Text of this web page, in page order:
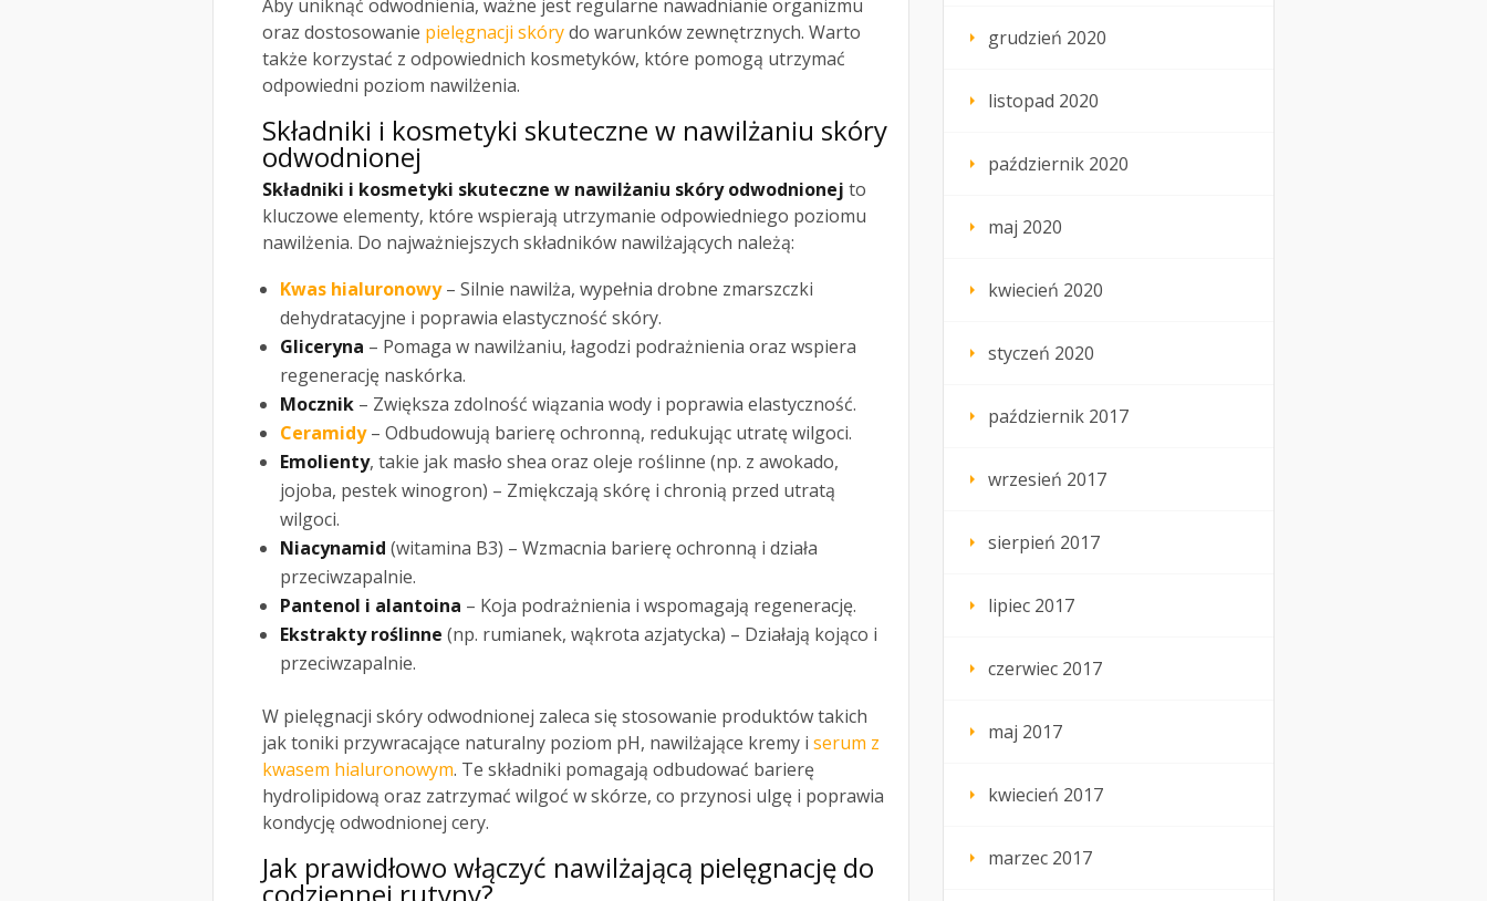
Aby uniknąć odwodnienia, ważne jest regularne nawadnianie organizmu
oraz dostosowanie pielęgnacji skórydo warunków zewnętrznych. Warto
także korzystać z odpowiednich kosmetyków, które pomogą utrzymać
odpowiedni poziom nawilżenia.
Składniki i kosmetyki skuteczne w nawilżaniu skóry
odwodnionej
Składniki i kosmetyki skuteczne w nawilżaniu skóry odwodnionej to
kluczowe elementy, które wspierają utrzymanie odpowiedniego poziomu
nawilżenia. Do najważniejszych składników nawilżających należą:
Kwas hialuronowy– Silnie nawilża, wypełnia drobne zmarszczki
dehydratacyjne i poprawia elastyczność skóry.
Gliceryna – Pomaga w nawilżaniu, łagodzi podrażnienia oraz wspiera
regenerację naskórka.
Mocznik – Zwiększa zdolność wiązania wody i poprawia elastyczność.
Ceramidy– Odbudowują barierę ochronną, redukując utratę wilgoci.
Emolienty, takie jak masło shea oraz oleje roślinne (np. z awokado,
jojoba, pestek winogron) – Zmiękczają skórę i chronią przed utratą
wilgoci.
Niacynamid (witamina B3) – Wzmacnia barierę ochronną i działa
przeciwzapalnie.
Pantenol i alantoina – Koja podrażnienia i wspomagają regenerację.
Ekstrakty roślinne (np. rumianek, wąkrota azjatycka) – Działają kojąco i
przeciwzapalnie.
W pielęgnacji skóry odwodnionej zaleca się stosowanie produktów takich
jak toniki przywracające naturalny poziom pH, nawilżające kremy i serum z
kwasem hialuronowym. Te składniki pomagają odbudować barierę
hydrolipidową oraz zatrzymać wilgoć w skórze, co przynosi ulgę i poprawia
kondycję odwodnionej cery.
Jak prawidłowo włączyć nawilżającą pielęgnację do
grudzień 2020
listopad 2020
październik 2020
maj 2020
kwiecień 2020
styczeń 2020
październik 2017
wrzesień 2017
sierpień 2017
lipiec 2017
czerwiec 2017
maj 2017
kwiecień 2017
marzec 2017